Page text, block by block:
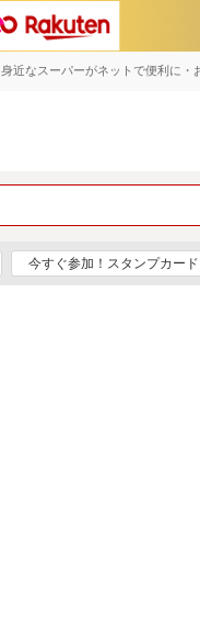
身近なスーパーがネットで便利に・
今すぐ参加！スタンプカード